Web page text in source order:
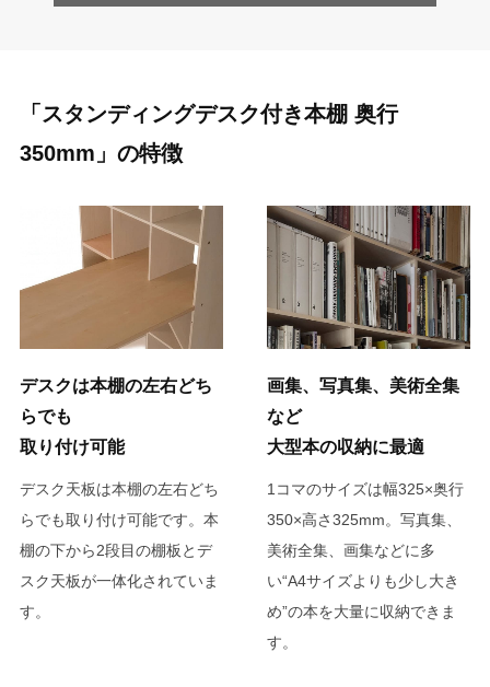
「スタンディングデスク付き本棚 奥行
350mm」の特徴
デスクは本棚の左右どち
らでも
取り付け可能
デスク天板は本棚の左右どち
らでも取り付け可能です。本
棚の下から2段目の棚板とデ
スク天板が一体化されていま
す。
画集、写真集、美術全集
など
大型本の収納に最適
1コマのサイズは幅325×奥行
350×高さ325mm。写真集、
美術全集、画集などに多
い“A4サイズよりも少し大き
め”の本を大量に収納できま
す。